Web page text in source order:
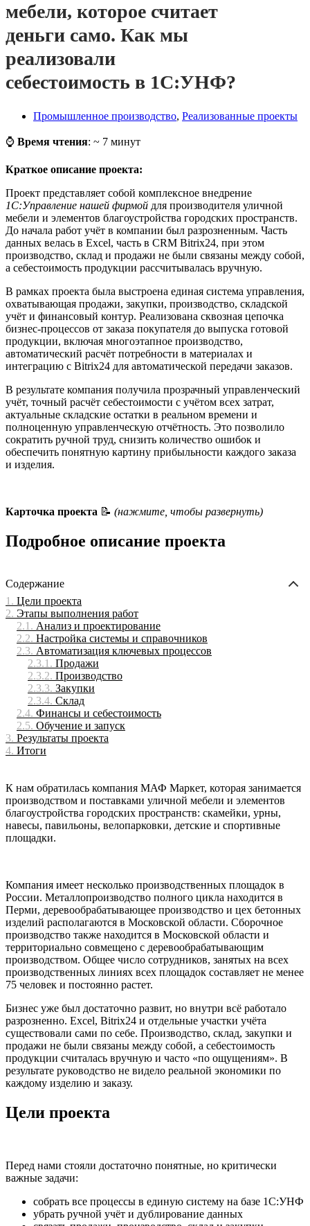
мебели, которое считает
деньги само. Как мы
реализовали
себестоимость в 1С:УНФ?
Промышленное производство, Реализованные проекты
⌚ Время чтения: ~ 7 минут
Краткое описание проекта:
Проект представляет собой комплексное внедрение
1С:Управление нашей фирмой для производителя уличной
мебели и элементов благоустройства городских пространств.
До начала работ учёт в компании был разрозненным. Часть
данных велась в Excel, часть в CRM Bitrix24, при этом
производство, склад и продажи не были связаны между собой,
а себестоимость продукции рассчитывалась вручную.
В рамках проекта была выстроена единая система управления,
охватывающая продажи, закупки, производство, складской
учёт и финансовый контур. Реализована сквозная цепочка
бизнес-процессов от заказа покупателя до выпуска готовой
продукции, включая многоэтапное производство,
автоматический расчёт потребности в материалах и
интеграцию с Bitrix24 для автоматической передачи заказов.
В результате компания получила прозрачный управленческий
учёт, точный расчёт себестоимости с учётом всех затрат,
актуальные складские остатки в реальном времени и
полноценную управленческую отчётность. Это позволило
сократить ручной труд, снизить количество ошибок и
обеспечить понятную картину прибыльности каждого заказа
и изделия.
Карточка проекта 📝 (нажмите, чтобы развернуть)
Подробное описание проекта
Содержание
Цели проекта
Этапы выполнения работ
Анализ и проектирование
Настройка системы и справочников
Автоматизация ключевых процессов
Продажи
Производство
Закупки
Склад
Финансы и себестоимость
Обучение и запуск
Результаты проекта
Итоги
К нам обратилась компания МАФ Маркет, которая занимается
производством и поставками уличной мебели и элементов
благоустройства городских пространств: скамейки, урны,
навесы, павильоны, велопарковки, детские и спортивные
площадки.
Компания имеет несколько производственных площадок в
России. Металлопроизводство полного цикла находится в
Перми, деревообрабатывающее производство и цех бетонных
изделий располагаются в Московской области. Сборочное
производство также находится в Московской области и
территориально совмещено с деревообрабатывающим
производством. Общее число сотрудников, занятых на всех
производственных линиях всех площадок составляет не менее
75 человек и постоянно растет.
Бизнес уже был достаточно развит, но внутри всё работало
разрозненно. Excel, Bitrix24 и отдельные участки учёта
существовали сами по себе. Производство, склад, закупки и
продажи не были связаны между собой, а себестоимость
продукции считалась вручную и часто «по ощущениям». В
результате руководство не видело реальной экономики по
каждому изделию и заказу.
Цели проекта
Перед нами стояли достаточно понятные, но критически
важные задачи:
собрать все процессы в единую систему на базе 1С:УНФ
убрать ручной учёт и дублирование данных